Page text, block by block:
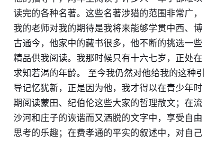
读完的各种名著。这些名著涉猎的范围非常广，
我的老师对我的期待是我将来能够学贯中西、博
古通今，他家中的藏书很多，他不断的挑选一些
精品供我阅读。我那时候只有十六七岁，正处在
求知若渴的年龄。 至今我仍然对他给我的这种引
导记忆犹新，正是因为他，我才得以在青少年时
期阅读蒙田、纪伯伦这些大家的哲理散文；在流
沙河和庄子的诙谐而又洒脱的文字中，享受自由
思考的乐趣；在费孝通的平实的叙述中，对自己